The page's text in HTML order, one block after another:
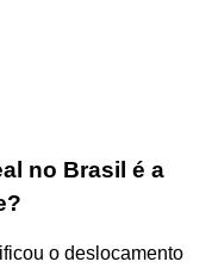
no Brasil é a
o deslocamento